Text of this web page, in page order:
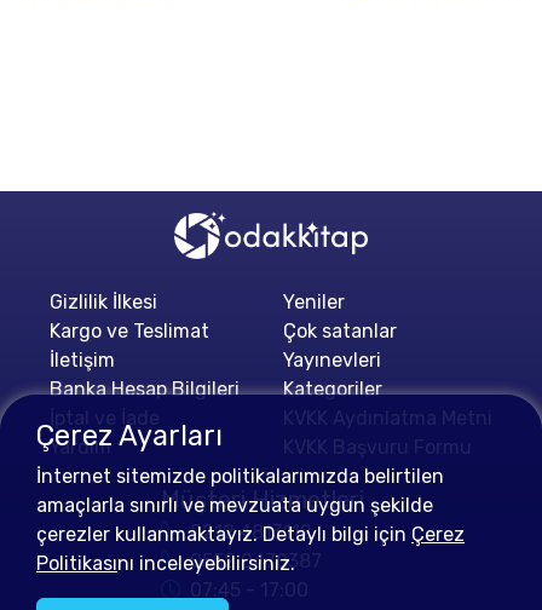
Gizlilik İlkesi
Kargo ve Teslimat
İletişim
Banka Hesap Bilgileri
Yardım
Yeniler
Çok satanlar
Yayınevleri
Kategoriler
Müşteri Hizmetleri
0212 4813112
0552 0478387
07:45 - 17:00
Çerez Ayarları
İnternet sitemizde politikalarımızda belirtilen
amaçlarla sınırlı ve mevzuata uygun şekilde
çerezler kullanmaktayız. Detaylı bilgi için Çerez
Politikasını inceleyebilirsiniz.